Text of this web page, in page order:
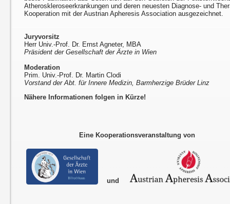
Atheroskleroseerkrankungen und deren neuesten Diagnose- und
Kooperation mit der Austrian Apheresis Association ausgezeichnet.
Juryvorsitz
Herr Univ.-Prof. Dr. Ernst Agneter, MBA
Präsident der Gesellschaft der Ärzte in Wien
Moderation
Prim. Univ.-Prof. Dr. Martin Clodi
Vorstand der Abt. für Innere Medizin, Barmherzige Brüder Linz
Nähere Informationen folgen in Kürze!
Eine Kooperationsveranstaltung von
und